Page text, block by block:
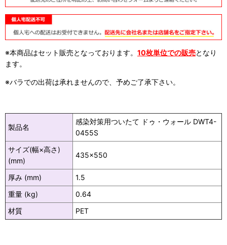
※本商品はセット販売となっております。 10枚単位での販売となり
ます。
※バラでの出荷は承れませんので、予めご了承下さい。
製品名
感染対策用ついたて ドゥ・ウォール DWT4-
0455S
サイズ(幅×高さ)
(mm)
435×550
厚み (mm)
1.5
重量 (kg)
0.64
材質
PET